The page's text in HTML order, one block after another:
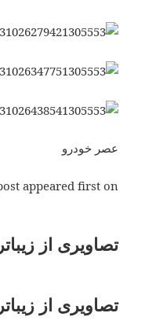
عصر خودرو
appeared first on .
تصاویری از
تصاویری از